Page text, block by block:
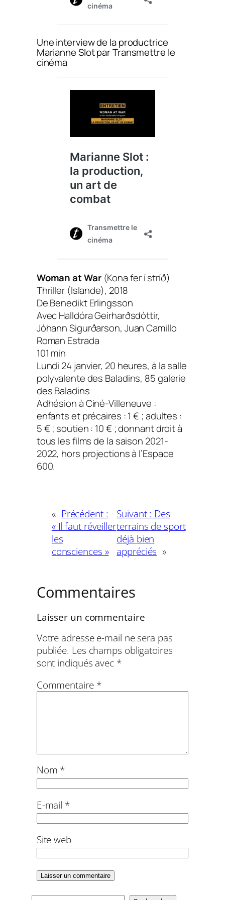
Une interview de la productrice
Marianne Slot par Transmettre le
cinéma
Woman at War(Kona fer í stríð)
Thriller (Islande), 2018
De Benedikt Erlingsson
Avec Halldóra Geirharðsdóttir,
Jóhann Sigurðarson, Juan Camillo
Roman Estrada
101 min
Lundi 24 janvier, 20 heures, à la salle
polyvalente des Baladins, 85 galerie
des Baladins
Adhésion à Ciné-Villeneuve :
enfants et précaires : 1 € ; adultes :
5 € ; soutien : 10 € ; donnant droit à
tous les films de la saison 2021-
2022, hors projections à l’Espace
600.
« Précédent :
« Il faut réveiller
les
consciences »
Suivant : Des
terrains de sport
déjà bien
appréciés »
Commentaires
Laisser un commentaire
Votre adresse e-mail ne sera pas
publiée. Les champs obligatoires
sont indiqués avec *
Commentaire *
Nom *
E-mail *
Site web